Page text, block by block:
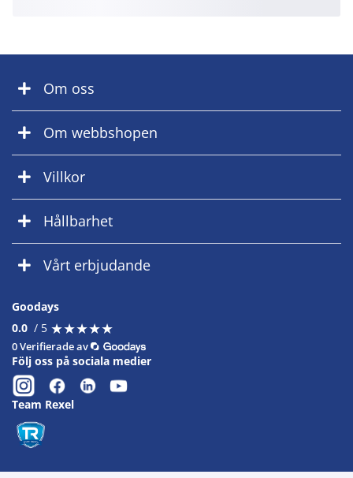
Om oss
Om webbshopen
Villkor
Hållbarhet
Vårt erbjudande
Goodays
0.0 / 5 ★★★★★
★★★★★
0 Verifierade av
Följ oss på sociala medier
Team Rexel